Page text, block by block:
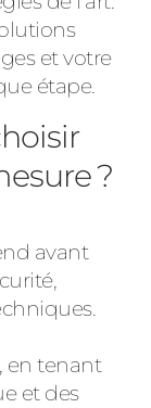
et votre
étape.
?
avant
en tenant
et des